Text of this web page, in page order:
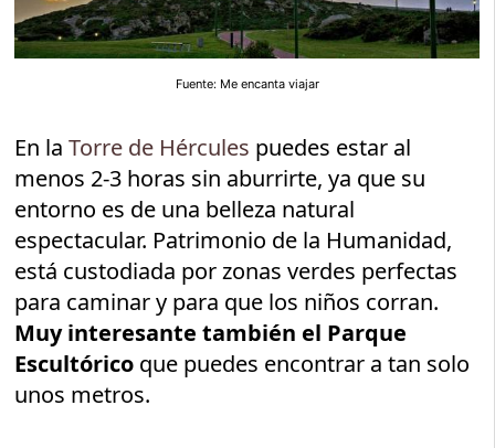
Fuente: Me encanta viajar
En laTorre de Hércules puedes estar al
menos 2-3 horas sin aburrirte, ya que su
entorno es de una belleza natural
espectacular. Patrimonio de la Humanidad,
está custodiada por zonas verdes perfectas
para caminar y para que los niños corran.
Muy interesante también el Parque
Escultórico que puedes encontrar a tan solo
unos metros.